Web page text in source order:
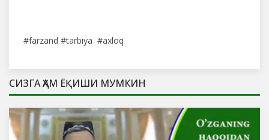
#farzand #tarbiya #axloq
СИЗГА ҲАМ ЁҚИШИ МУМКИН